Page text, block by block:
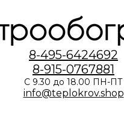
8-495-6424692
8-915-0767881
С 9.30 до 18.00 ПН-ПТ
info@teplokrov.shop